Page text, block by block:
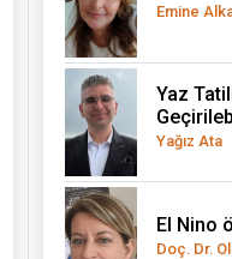
Emine
Yaz
Yağız Ata
El Nino
Doç. Dr.